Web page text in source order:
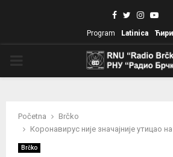
Facebook
Twitter
Program Latinica
Početna
Brčko
Коронавирус није значајније утицао
Brčko